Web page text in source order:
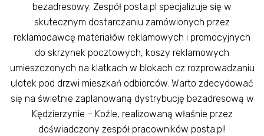
bezadresowy. Zespół posta.pl specjalizuje się w
skutecznym dostarczaniu zamówionych przez
reklamodawcę materiałów reklamowych i promocyjnych
do skrzynek pocztowych, koszy reklamowych
umieszczonych na klatkach w blokach cz rozprowadzaniu
ulotek pod drzwi mieszkań odbiorców. Warto zdecydować
się na świetnie zaplanowaną dystrybucję bezadresową w
Kędzierzynie – Koźle, realizowaną właśnie przez
doświadczony zespół pracowników posta.pl!